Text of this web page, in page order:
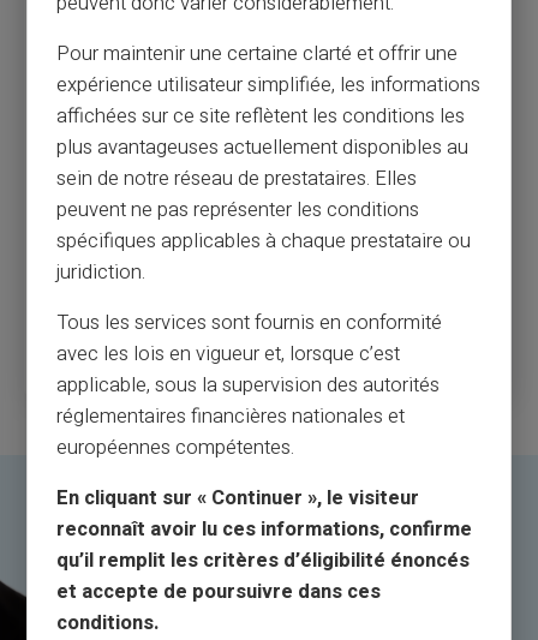
creditcardzwendelpraktijken uit het Covid-
tijdperk die klanten en bedrijven schaadt
De politie in de regio Niagara waarschuwt voor steeds vaker
voorkomende creditcardzwendels die tijdens de pandemie
worden gemeld.
De regionale politie van Niagara zegt dat er een toename is
van frauduleuze creditcardtransacties naarmate meer
bedrijven telefonisch verkopen tijdens COVID-19.
De dienst zegt dat de fraude betrekking heeft op het gebruik
van illegaal verkregen kaarten om koopwaar te bestellen
zonder medeweten van de kaarthouders.
Lees meer
Pour maintenir une certaine clarté et offrir une
expérience utilisateur simplifiée, les informations
affichées sur ce site reflètent les conditions les
plus avantageuses actuellement disponibles au
sein de notre réseau de prestataires. Elles
peuvent ne pas représenter les conditions
spécifiques applicables à chaque prestataire ou
juridiction.
Tous les services sont fournis en conformité
avec les lois en vigueur et, lorsque c’est
applicable, sous la supervision des autorités
réglementaires financières nationales et
européennes compétentes.
En cliquant sur « Continuer », le visiteur
reconnaît avoir lu ces informations, confirme
qu’il remplit les critères d’éligibilité énoncés
et accepte de poursuivre dans ces
conditions.